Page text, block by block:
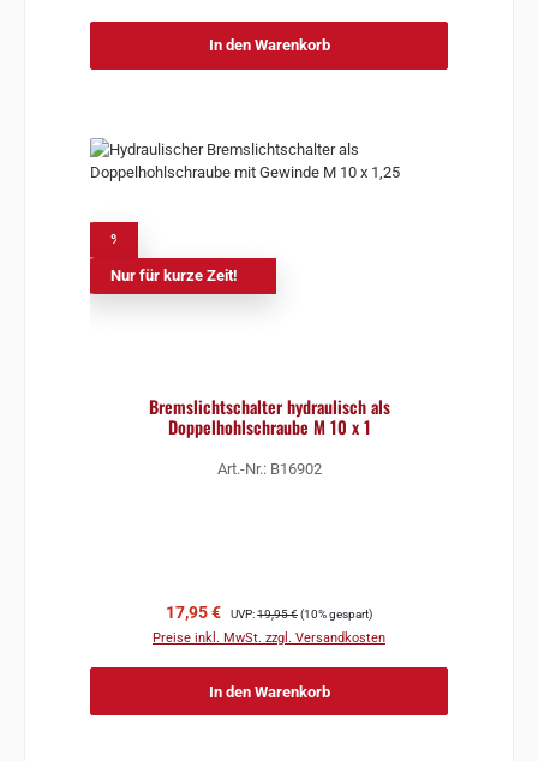
In den Warenkorb
Nur für kurze Zeit!
Bremslichtschalter hydraulisch als
Doppelhohlschraube M 10 x 1
Art.-Nr.: B16902
Verkaufspreis:
17,95 € Regulärer Preis:
UVP:19,95 €(10% gespart)
Preise inkl. MwSt. zzgl. Versandkosten
In den Warenkorb